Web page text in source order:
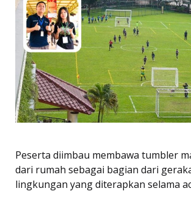
Peserta diimbau membawa tumbler
dari rumah sebagai bagian dari
lingkungan yang diterapkan selama